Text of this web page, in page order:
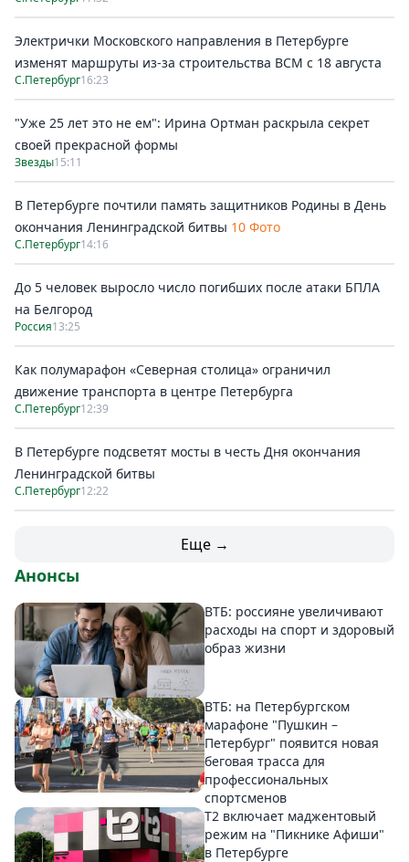
Электрички Московского направления в Петербурге
изменят маршруты из-за строительства ВСМ с 18 августа
С.Петербург16:23
"Уже 25 лет это не ем": Ирина Ортман раскрыла секрет
своей прекрасной формы
Звезды15:11
В Петербурге почтили память защитников Родины в День
окончания Ленинградской битвы 10 Фото
С.Петербург14:16
До 5 человек выросло число погибших после атаки БПЛА
на Белгород
Россия13:25
Как полумарафон «Северная столица» ограничил
движение транспорта в центре Петербурга
С.Петербург12:39
В Петербурге подсветят мосты в честь Дня окончания
Ленинградской битвы
С.Петербург12:22
Еще →
Анонсы
ВТБ: россияне увеличивают
расходы на спорт и здоровый
образ жизни
ВТБ: на Петербургском
марафоне "Пушкин –
Петербург" появится новая
беговая трасса для
профессиональных
спортсменов
Т2 включает маджентовый
режим на "Пикнике Афиши"
в Петербурге